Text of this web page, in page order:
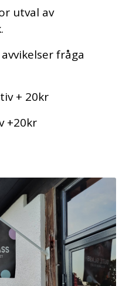
utval av
fråga
+ 20kr
+20kr